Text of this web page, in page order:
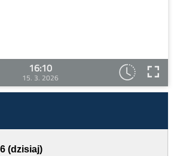
16:10
15. 3. 2026
(dzisiaj)